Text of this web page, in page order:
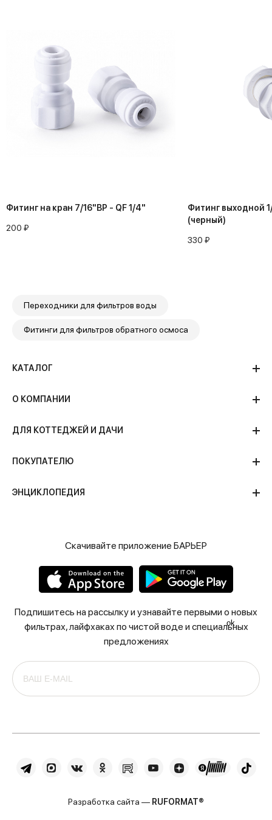
Фитинг на кран 7/16"ВР - QF 1/4"
200 ₽
Фитинг выходной
(черный)
330 ₽
Переходники для фильтров воды
Фитинги для фильтров обратного осмоса
КАТАЛОГ
О КОМПАНИИ
ДЛЯ КОТТЕДЖЕЙ И ДАЧИ
ПОКУПАТЕЛЮ
ЭНЦИКЛОПЕДИЯ
Скачивайте приложение БАРЬЕР
Подпишитесь на рассылку и узнавайте первыми о новых
фильтрах, лайфхаках по чистой воде и специальных
предложениях
ok
Разработка сайта — RUFORMAT®